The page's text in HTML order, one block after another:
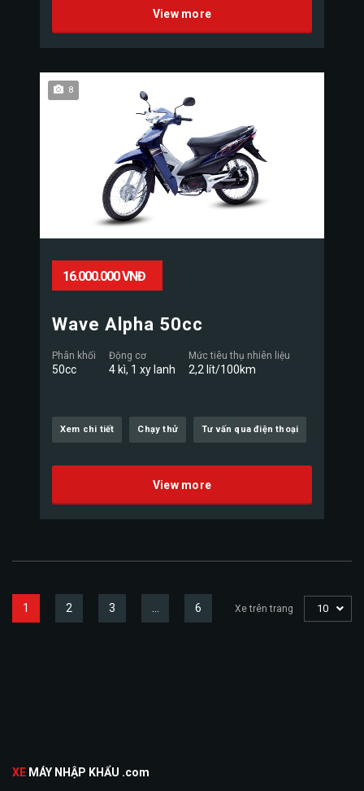
View more
8
16.000.000 VNĐ
Wave Alpha 50cc
Phân khối
50cc
Động cơ
4 kì, 1 xy lanh
Mức tiêu thụ nhiên liệu
2,2 lít/100km
Xem chi tiết Chạy thử Tư vấn qua điện thoại
View more
1 2 3 … 6 Xe trên trang 10
XE MÁY NHẬP KHẨU .com